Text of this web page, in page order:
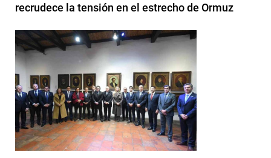
recrudece la tensión en el estrecho de Ormuz